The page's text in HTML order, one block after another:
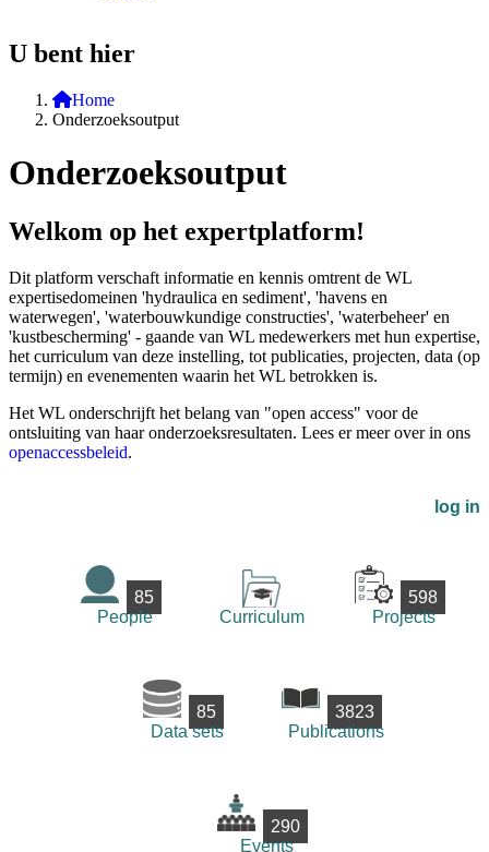
U bent hier
Home
Onderzoeksoutput
Onderzoeksoutput
Welkom op het expertplatform!
Dit platform verschaft informatie en kennis omtrent de WL
expertisedomeinen 'hydraulica en sediment', 'havens en
waterwegen', 'waterbouwkundige constructies', 'waterbeheer' en
'kustbescherming' - gaande van WL medewerkers met hun expertise,
het curriculum van deze instelling, tot publicaties, projecten, data (op
termijn) en evenementen waarin het WL betrokken is.
Het WL onderschrijft het belang van "open access" voor de
ontsluiting van haar onderzoeksresultaten. Lees er meer over in ons
openaccessbeleid.
log in
85
People
Curriculum
598
Projects
85
Data sets
3823
Publications
290
Events